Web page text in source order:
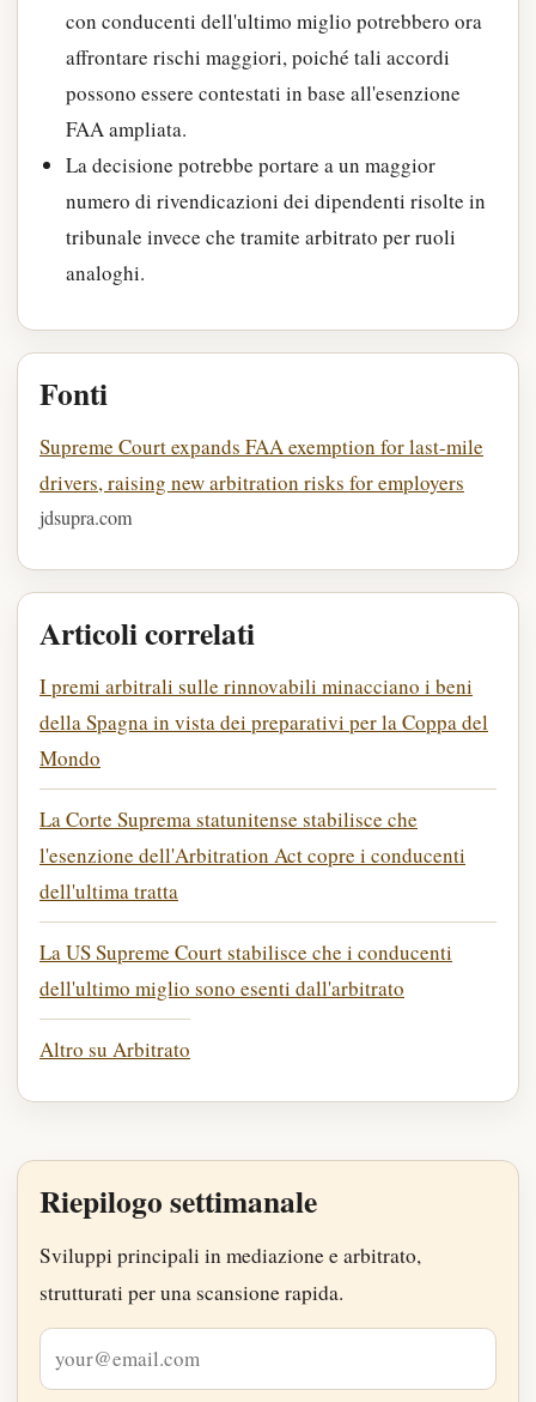
con conducenti dell'ultimo miglio potrebbero ora
affrontare rischi maggiori, poiché tali accordi
possono essere contestati in base all'esenzione
FAA ampliata.
La decisione potrebbe portare a un maggior
numero di rivendicazioni dei dipendenti risolte in
tribunale invece che tramite arbitrato per ruoli
analoghi.
Fonti
Supreme Court expands FAA exemption for last-mile
drivers, raising new arbitration risks for employers
jdsupra.com
Articoli correlati
I premi arbitrali sulle rinnovabili minacciano i beni
della Spagna in vista dei preparativi per la Coppa del
Mondo
La Corte Suprema statunitense stabilisce che
l'esenzione dell'Arbitration Act copre i conducenti
dell'ultima tratta
La US Supreme Court stabilisce che i conducenti
dell'ultimo miglio sono esenti dall'arbitrato
Altro su Arbitrato
Riepilogo settimanale
Sviluppi principali in mediazione e arbitrato,
strutturati per una scansione rapida.
Indirizzo e-mail